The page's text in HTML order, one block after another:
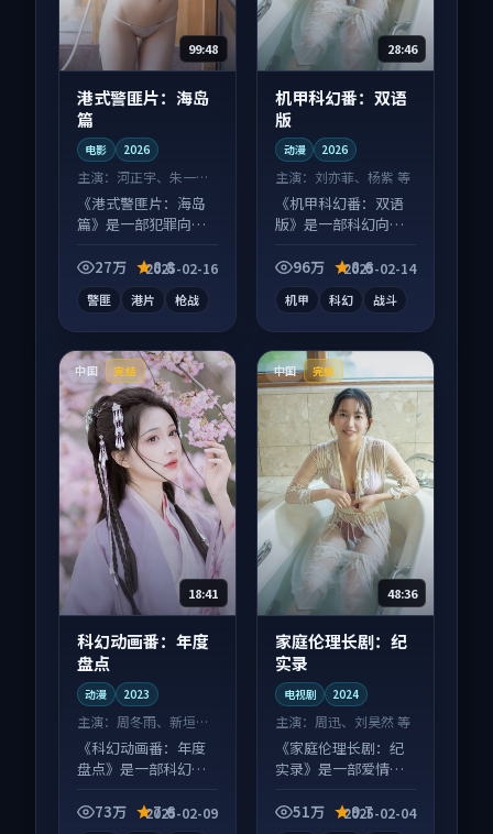
99:48
港式警匪片：海岛
篇
电影 2026
主演： 河正宇、朱一龙
等
《港式警匪片：海岛
篇》是一部犯罪向电
观看，细节更丰富。
27万 8.8
2025-02-16
警匪 港片 枪战
28:46
机甲科幻番：双语
版
动漫 2026
主演： 刘亦菲、杨紫 等
《机甲科幻番：双语
版》是一部科幻向动
层推进，尾声常有情
96万 8.6
2025-02-14
机甲 科幻 战斗
中国 完结
18:41
科幻动画番：年度
盘点
动漫 2023
主演： 周冬雨、新垣结
衣 等
《科幻动画番：年度
盘点》是一部科幻向
度高，适合配弹幕观
73万 7.6
2025-02-09
中国 完结
48:36
家庭伦理长剧：纪
实录
电视剧 2024
主演： 周迅、刘昊然 等
《家庭伦理长剧：纪
实录》是一部爱情向
系层层推进，尾声常
51万 9.7
2025-02-04